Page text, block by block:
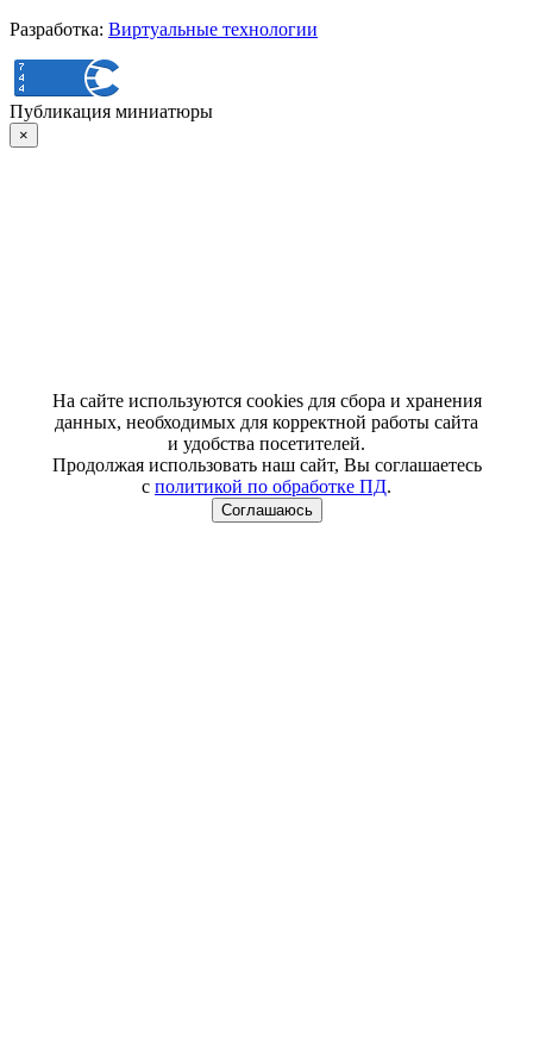
Разработка: Виртуальные технологии
Публикация миниатюры
×
На сайте используются cookies для сбора и хранения
данных, необходимых для корректной работы сайта
и удобства посетителей.
Продолжая использовать наш сайт, Вы соглашаетесь
с политикой по обработке ПД.
Соглашаюсь